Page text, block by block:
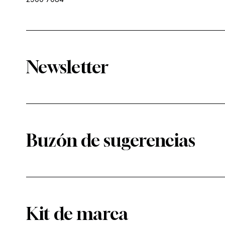
Newsletter
Buzón de sugerencias
Kit de marca